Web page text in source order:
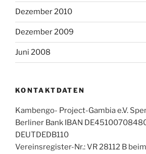
Dezember 2010
Dezember 2009
Juni 2008
KONTAKTDATEN
Kambengo- Project-Gambia e.V.
Berliner Bank IBAN
DEUTDEDB110
Vereinsregister-Nr.: VR 28112 B